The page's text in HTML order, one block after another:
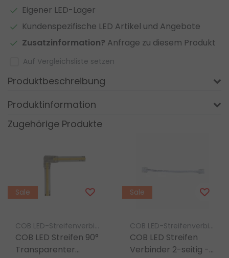
Eigener LED-Lager
Kundenspezifische LED Artikel und Angebote
Zusatzinformation? Anfrage zu diesem Produkt
Auf Vergleichsliste setzen
Produktbeschreibung
Produktinformation
Zugehörige Produkte
Sale
COB LED-Streifenverbinder Luksus
COB LED Streifen 90°
Transparenter
Sale
COB LED-Streifenverbinder Luksus
COB LED Streifen
Verbinder 2-seitig -